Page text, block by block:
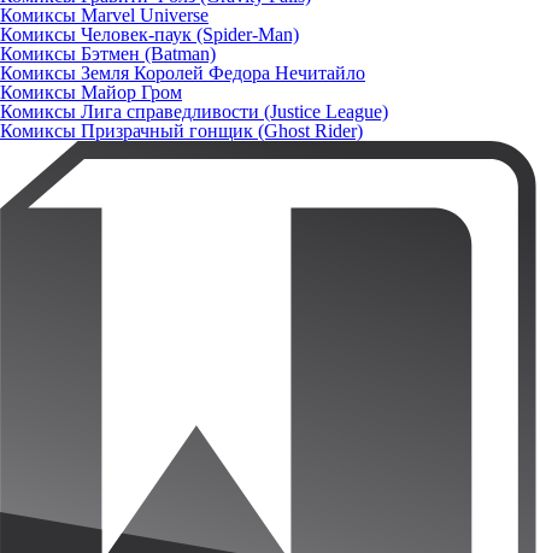
Комиксы Marvel Universe
Комиксы Человек-паук (Spider-Man)
Комиксы Бэтмен (Batman)
Комиксы Земля Королей Федора Нечитайло
Комиксы Майор Гром
Комиксы Лига справедливости (Justice League)
Комиксы Призрачный гонщик (Ghost Rider)